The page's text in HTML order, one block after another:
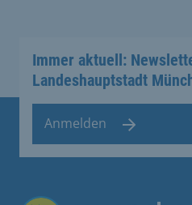
Immer aktuell:
Landeshauptstadt
Anmelden